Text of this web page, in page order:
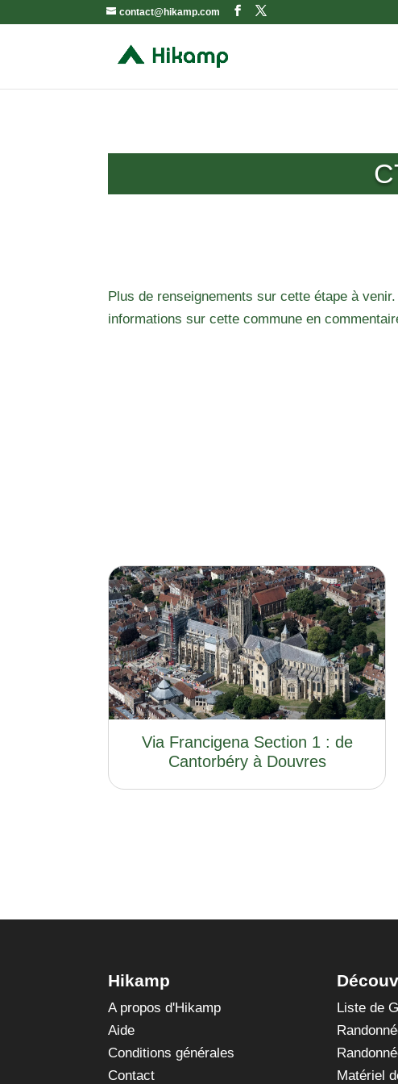
contact@hikamp.com
Plus de renseignements sur cette étape à
informations sur cette commune en
Via Francigena Section 1 : de
Cantorbéry à Douvres
Hikamp
A propos d'Hikamp
Aide
Conditions générales
Contact
Liste de
Matériel